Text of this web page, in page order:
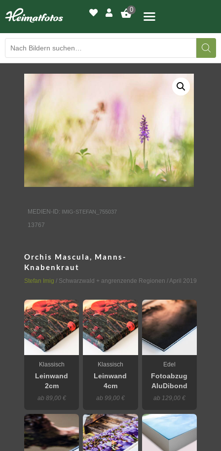
0
BILDERGALERIE
DRUCKQUALITÄTEN
LED-LEUCHTBILDER
WIR DRUCKEN IHR BILD
AUSSTELLUNGEN
KONTAKT
MEDIEN-ID: IMIG-STEFAN_755037
13767
Orchis Mascula, Manns-
Knabenkraut
Stefan Imig / Schwarzwald + angrenzende Regionen / April 2019
Klassisch
Leinwand
2cm
ab 89,00 €
Klassisch
Leinwand
4cm
ab 99,00 €
Edel
Fotoabzug
AluDibond
ab 129,00 €